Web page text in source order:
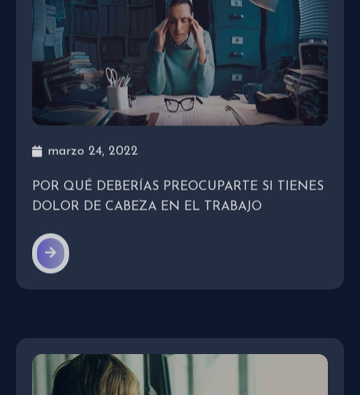
marzo 24, 2022
POR QUÉ DEBERÍAS PREOCUPARTE SI TIENES